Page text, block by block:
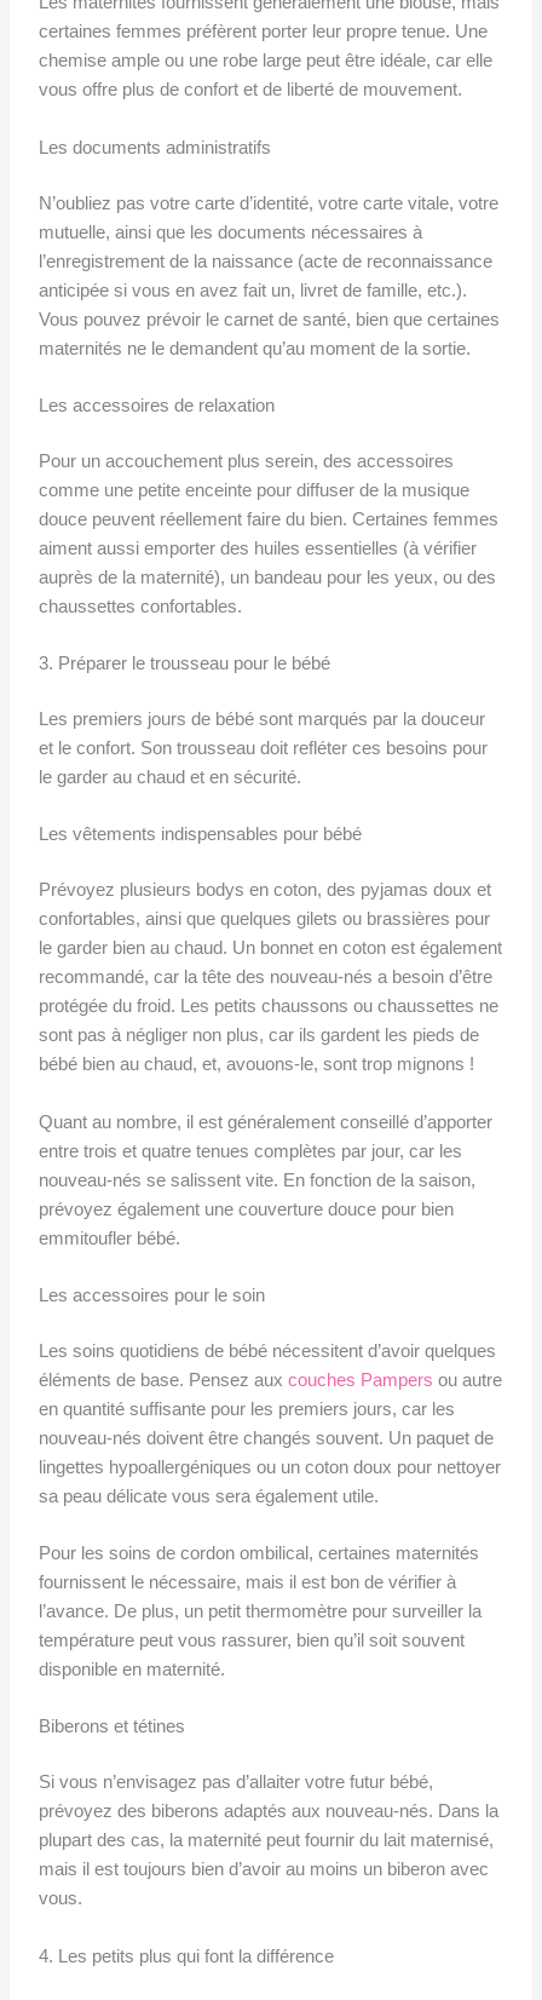
certaines femmes préfèrent porter leur propre tenue. Une
chemise ample ou une robe large peut être idéale, car elle
vous offre plus de confort et de liberté de mouvement.
Les documents administratifs
N’oubliez pas votre carte d’identité, votre carte vitale, votre
mutuelle, ainsi que les documents nécessaires à
l’enregistrement de la naissance (acte de reconnaissance
anticipée si vous en avez fait un, livret de famille, etc.).
Vous pouvez prévoir le carnet de santé, bien que certaines
maternités ne le demandent qu’au moment de la sortie.
Les accessoires de relaxation
Pour un accouchement plus serein, des accessoires
comme une petite enceinte pour diffuser de la musique
douce peuvent réellement faire du bien. Certaines femmes
aiment aussi emporter des huiles essentielles (à vérifier
auprès de la maternité), un bandeau pour les yeux, ou des
chaussettes confortables.
3. Préparer le trousseau pour le bébé
Les premiers jours de bébé sont marqués par la douceur
et le confort. Son trousseau doit refléter ces besoins pour
le garder au chaud et en sécurité.
Les vêtements indispensables pour bébé
Prévoyez plusieurs bodys en coton, des pyjamas doux et
confortables, ainsi que quelques gilets ou brassières pour
le garder bien au chaud. Un bonnet en coton est également
recommandé, car la tête des nouveau-nés a besoin d’être
protégée du froid. Les petits chaussons ou chaussettes ne
sont pas à négliger non plus, car ils gardent les pieds de
bébé bien au chaud, et, avouons-le, sont trop mignons !
Quant au nombre, il est généralement conseillé d’apporter
entre trois et quatre tenues complètes par jour, car les
nouveau-nés se salissent vite. En fonction de la saison,
prévoyez également une couverture douce pour bien
emmitoufler bébé.
Les accessoires pour le soin
Les soins quotidiens de bébé nécessitent d’avoir quelques
éléments de base. Pensez aux couches Pampers ou autre
en quantité suffisante pour les premiers jours, car les
nouveau-nés doivent être changés souvent. Un paquet de
lingettes hypoallergéniques ou un coton doux pour nettoyer
sa peau délicate vous sera également utile.
Pour les soins de cordon ombilical, certaines maternités
fournissent le nécessaire, mais il est bon de vérifier à
l’avance. De plus, un petit thermomètre pour surveiller la
température peut vous rassurer, bien qu’il soit souvent
disponible en maternité.
Biberons et tétines
Si vous n’envisagez pas d’allaiter votre futur bébé,
prévoyez des biberons adaptés aux nouveau-nés. Dans la
plupart des cas, la maternité peut fournir du lait maternisé,
mais il est toujours bien d’avoir au moins un biberon avec
vous.
4. Les petits plus qui font la différence